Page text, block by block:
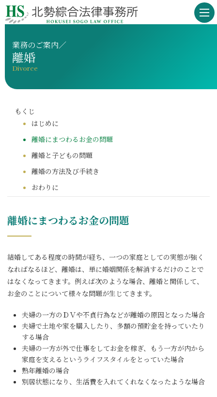
業務のご案内／
離婚
Divorce
離婚にまつわるお金の問題
結婚してある程度の時間が経ち、一つの家庭としての実態が強く
なればなるほど、離婚は、単に婚姻関係を解消するだけのことで
はなくなってきます。例えば次のような場合、離婚と関係して、
お金のことについて様々な問題が生じてきます。
夫婦の一方のＤＶや不貞行為などが離婚の原因となった場合
夫婦で土地や家を購入したり、多額の預貯金を持っていたり
する場合
夫婦の一方が外で仕事をしてお金を稼ぎ、もう一方が内から
家庭を支えるというライフスタイルをとっていた場合
熟年離婚の場合
別居状態になり、生活費を入れてくれなくなったような場合
はじめに
離婚にまつわるお金の問題
離婚と子どもの問題
離婚の方法及び手続き
おわりに